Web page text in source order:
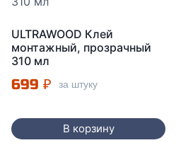
ULTRAWOOD Клей
монтажный, прозрачный
310 мл
699 ₽ за штуку
В корзину